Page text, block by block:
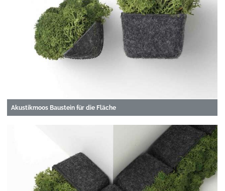
Akustikmoos Baustein für die Fläche